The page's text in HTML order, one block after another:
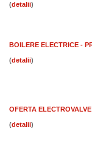
( )
BOILERE ELECTRICE -
( )
OFERTA
( )